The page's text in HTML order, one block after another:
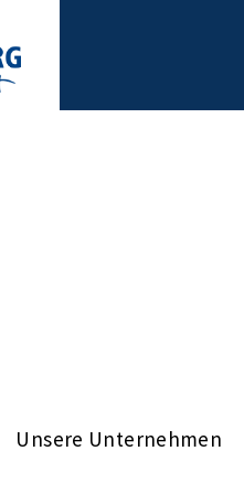
Unsere Unternehmen